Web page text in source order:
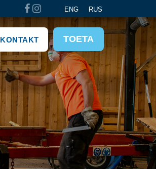
ENG RUS
KONTAKT TOETA